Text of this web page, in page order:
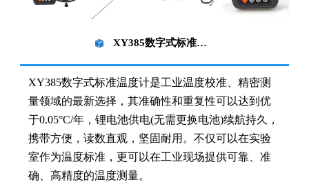
XY385数字式标准温度计
XY385数字式标准温度计是工业温度校准、精密测
量领域的最新选择，其准确性和重复性可以达到优
于0.05°C/年，锂电池供电(无需更换电池)续航持久，
携带方便，读数直观，坚固耐用。不仅可以在实验
室作为温度标准，更可以在工业现场提供可靠、准
确、高精度的温度测量。